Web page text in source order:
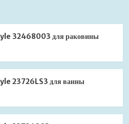
32468003 для раковины
23726LS3 для ванны